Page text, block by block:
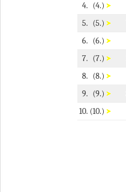
4. (4.)
5. (5.)
6. (6.)
7. (7.)
8. (8.)
9. (9.)
10. (10.)